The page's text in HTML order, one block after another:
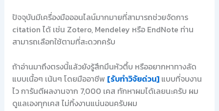
ปัจจุบันมีเครื่องมือออนไลน์มากมายที่สามารถช่วยจัดการ
citation ได้ เช่น Zotero, Mendeley หรือ EndNote ท่าน
สามารถเลือกใช้ตามที่สะดวกครับ
ถ้าอ่านมาถึงตรงนี้แล้วยังรู้สึกมึนหัวตึ้บ หรืออยากหาทางลัด
แบบเนื้อๆ เน้นๆ โดยมืออาชีพ [รับทำวิจัยด่วน]แบบที่จบงาน
ไว การันตีผลงานจาก 7,000 เคส ทักหาผมได้เลยนะครับ ผม
ดูแลเองทุกเคส ไม่ทิ้งงานแน่นอนครับผม